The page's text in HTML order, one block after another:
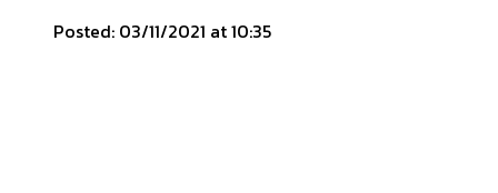
Posted: 03/11/2021 at 10:35